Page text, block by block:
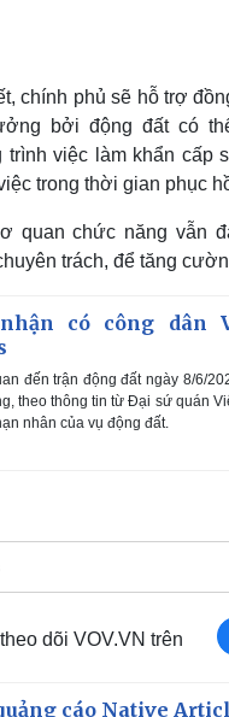
chính phủ sẽ hỗ trợ
bởi động đất có
việc làm khẩn cấp
trong thời gian phục
quan chức năng vẫn
trách, để tăng
có công dân
đến trận động đất ngày 8/6/
theo thông tin từ Đại sứ quán
nhân của vụ động đất.
dõi VOV.VN trên
cáo Native